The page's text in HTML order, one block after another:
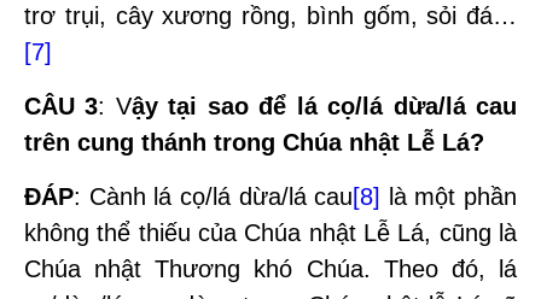
trơ trụi, cây xương rồng, bình gốm, sỏi đá…
[7]
CÂU 3: Vậy tại sao để lá cọ/lá dừa/lá cau
trên cung thánh trong Chúa nhật Lễ Lá?
ĐÁP: Cành lá cọ/lá dừa/lá cau[8] là một phần
không thể thiếu của Chúa nhật Lễ Lá, cũng là
Chúa nhật Thương khó Chúa. Theo đó, lá